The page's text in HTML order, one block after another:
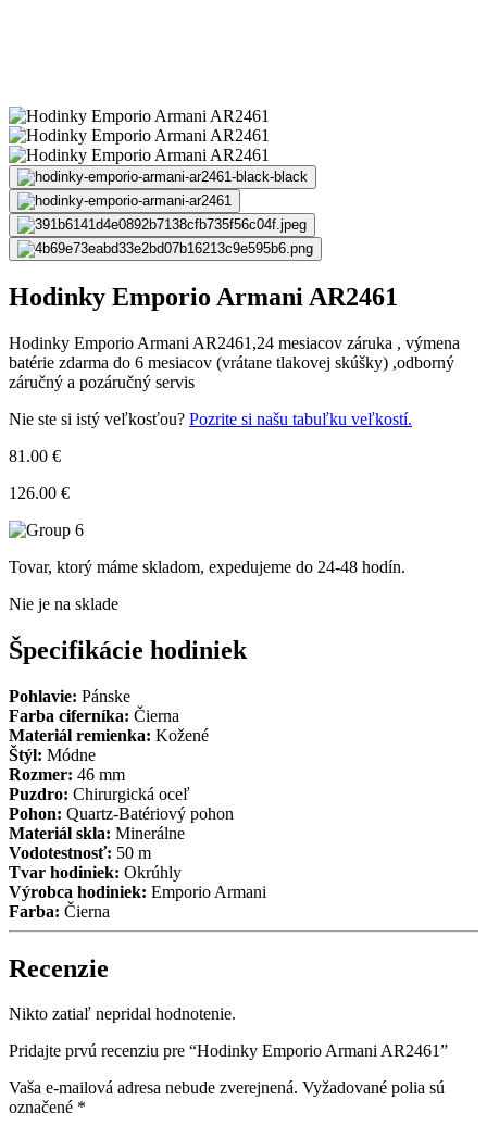
Hodinky Emporio Armani AR2461
Hodinky Emporio Armani AR2461,24 mesiacov záruka , výmena
batérie zdarma do 6 mesiacov (vrátane tlakovej skúšky) ,odborný
záručný a pozáručný servis
Nie ste si istý veľkosťou? Pozrite si našu tabuľku veľkostí.
81.00 €
126.00 €
Tovar, ktorý máme skladom, expedujeme do 24-48 hodín.
Nie je na sklade
Špecifikácie hodiniek
Pohlavie: Pánske
Farba ciferníka: Čierna
Materiál remienka: Kožené
Štýl: Módne
Rozmer: 46 mm
Puzdro: Chirurgická oceľ
Pohon: Quartz-Batériový pohon
Materiál skla: Minerálne
Vodotestnosť: 50 m
Tvar hodiniek: Okrúhly
Výrobca hodiniek: Emporio Armani
Farba: Čierna
Recenzie
Nikto zatiaľ nepridal hodnotenie.
Pridajte prvú recenziu pre “Hodinky Emporio Armani AR2461”
Vaša e-mailová adresa nebude zverejnená. Vyžadované polia sú
označené *